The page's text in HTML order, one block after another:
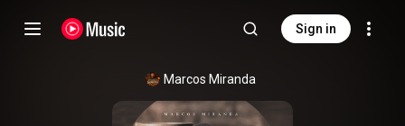
Sign in
Marcos Miranda